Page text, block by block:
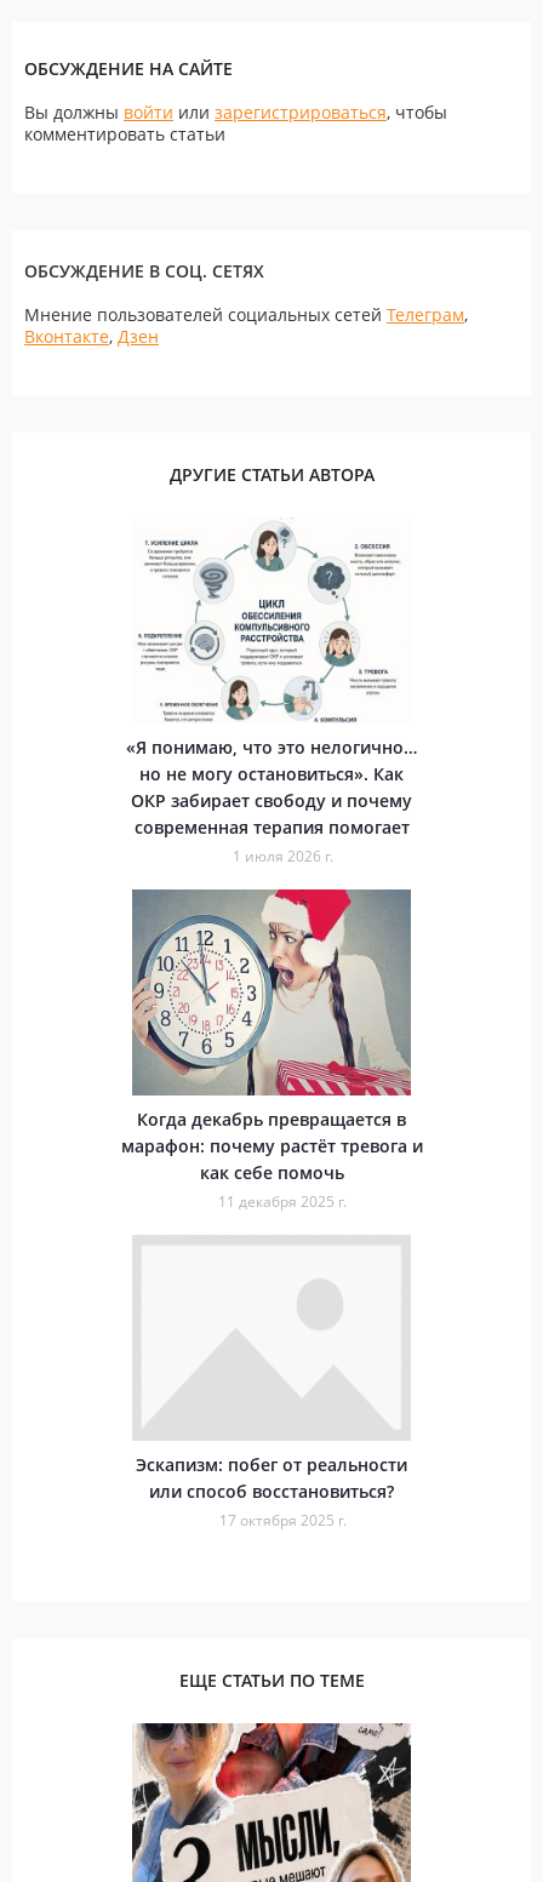
ОБСУЖДЕНИЕ НА САЙТЕ
Вы должны войти или зарегистрироваться, чтобы
комментировать статьи
ОБСУЖДЕНИЕ В СОЦ. СЕТЯХ
Мнение пользователей социальных сетей Телеграм,
Вконтакте, Дзен
ДРУГИЕ СТАТЬИ АВТОРА
«Я понимаю, что это нелогично…
но не могу остановиться». Как
ОКР забирает свободу и почему
современная терапия помогает
1 июля 2026 г.
Когда декабрь превращается в
марафон: почему растёт тревога и
как себе помочь
11 декабря 2025 г.
Эскапизм: побег от реальности
или способ восстановиться?
17 октября 2025 г.
ЕЩЕ СТАТЬИ ПО ТЕМЕ